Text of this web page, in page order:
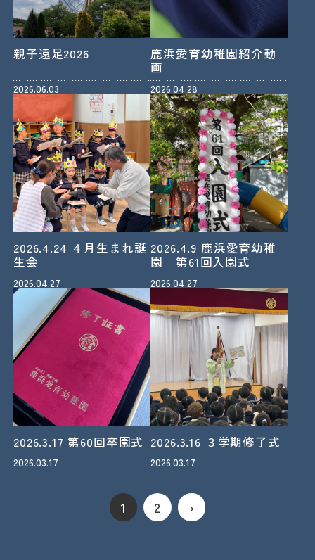
親子遠足2026
2026.06.03
鹿浜愛育幼稚園紹介動
画
2026.04.28
2026.4.24 ４月生まれ誕
生会
2026.04.27
2026.4.9 鹿浜愛育幼稚
園 第61回入園式
2026.04.27
2026.3.17 第60回卒園式
2026.03.17
2026.3.16 ３学期修了式
2026.03.17
1 2 ›